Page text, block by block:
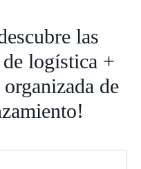
las
de logística +
de